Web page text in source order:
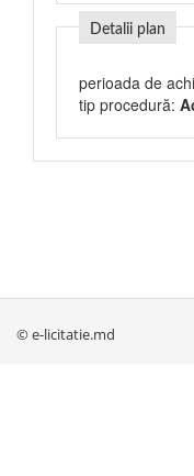
Detalii plan
perioada de
tip procedură:
© e-licitatie.md